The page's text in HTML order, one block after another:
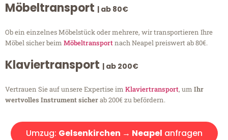
Möbeltransport | ab 80€
Ob ein einzelnes Möbelstück oder mehrere, wir transportieren Ihre
Möbel sicher beim Möbeltransportnach Neapel preiswert ab 80€.
Klaviertransport | ab 200€
Vertrauen Sie auf unsere Expertise im Klaviertransport, um Ihr
wertvolles Instrument sicherab 200€ zu befördern.
Umzug: Gelsenkirchen → Neapel anfragen